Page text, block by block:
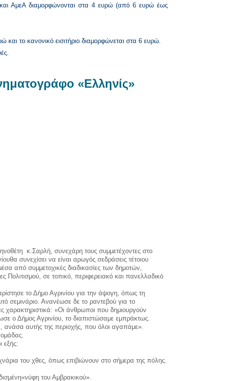
και ΑμεΑ διαμορφώνονται στα 4 ευρώ (από 6 ευρώ έως
και το κανονικό εισιτήριο διαμορφώνεται στα 6 ευρώ.
«Ελληνίς»
κ.Σαρλή, συνεχάρη τους συμμετέχοντες στο
συνεχίσει να είναι αρωγός σεδράσεις τέτοιου
από συμμετοχικές διαδικασίες των δημοτών,
Πολιτισμού, σε τοπικό, περιφερειακό και πανελλαδικό
το Δήμο Αγρινίου για την άψογη, όπως τη
σεμινάριο. Ανανέωσε δε το ραντεβού για το
χαρακτηριστικά: «Οι άνθρωποι που δημιουργούν
ο Δήμος Αγρινίου, το διαπιστώσαμε εμπράκτως.
ανάσα αυτής της περιοχής, που όλοι αγαπάμε».
εξής:
του χθες, όπως επιβιώνουν στο σήμερα της πόλης.
του Αμβρακικού».